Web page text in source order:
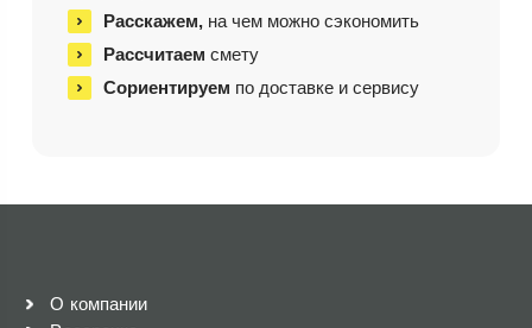
Расскажем, на чем можно сэкономить
Рассчитаемсмету
Сориентируем по доставке и сервису
О компании